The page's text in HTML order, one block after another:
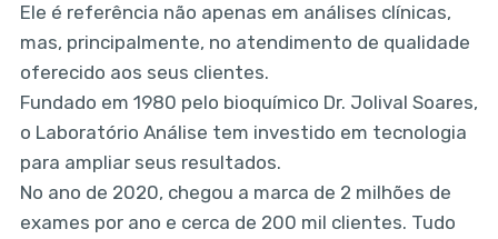
Ele é referência não apenas em análises clínicas,
mas, principalmente, no atendimento de qualidade
oferecido aos seus clientes.
Fundado em 1980 pelo bioquímico Dr. Jolival Soares,
o Laboratório Análise tem investido em tecnologia
para ampliar seus resultados.
No ano de 2020, chegou a marca de 2 milhões de
exames por ano e cerca de 200 mil clientes. Tudo